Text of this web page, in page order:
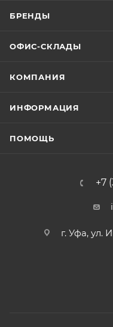
БРЕНДЫ
ОФИС-СКЛАДЫ
КОМПАНИЯ
ИНФОРМАЦИЯ
ПОМОЩЬ
+7
г. Уфа, ул.